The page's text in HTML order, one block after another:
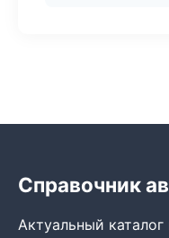
Справочник
Актуальный